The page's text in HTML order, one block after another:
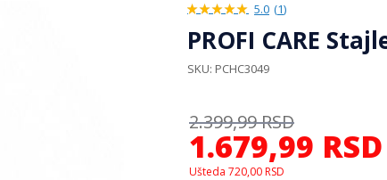
5.0 (1)
PROFI CARE
SKU PCHC3049
1.679,99 RSD
2.399,99RSD
Ušteda 720,00 RSD